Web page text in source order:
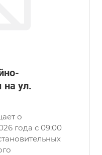
ул.
о
года с 09:00